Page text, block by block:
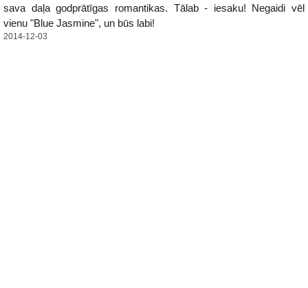
sava daļa godprātīgas romantikas. Tālab - iesaku! Negaidi vēl
vienu "Blue Jasmine", un būs labi!
2014-12-03